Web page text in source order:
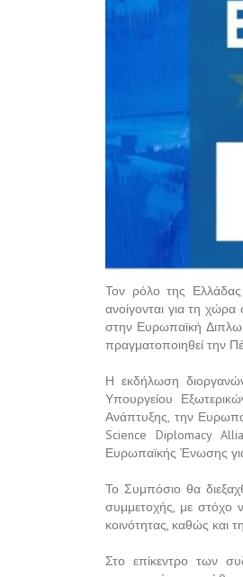
Τον ρόλο της Ελλάδας
ανοίγονται για τη
στην Ευρωπαϊκή
πραγματοποιηθεί την
Η εκδήλωση
Υπουργείου
Ανάπτυξης, την
Science Diplomacy
Ευρωπαϊκής Ένωσης
Το Συμπόσιο θα
συμμετοχής, με στόχο
κοινότητας, καθώς και
Στο επίκεντρο των